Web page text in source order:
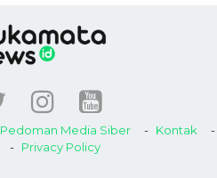
Pedoman Media Siber
Kontak
Privacy Policy